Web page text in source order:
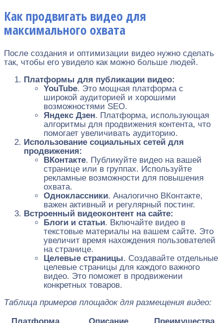
Как продвигать видео для
максимального охвата
После создания и оптимизации видео нужно сделать
так, чтобы его увидело как можно больше людей.
Платформы для публикации видео:
YouTube. Это мощная платформа с
широкой аудиторией и хорошими
возможностями SEO.
Яндекс Дзен. Платформа, использующая
алгоритмы для продвижения контента, что
помогает увеличивать аудиторию.
Использование социальных сетей для
продвижения:
ВКонтакте. Публикуйте видео на вашей
странице или в группах. Используйте
рекламные возможности для повышения
охвата.
Одноклассники. Аналогично ВКонтакте,
важен активный и регулярный постинг.
Встроенный видеоконтент на сайте:
Блоги и статьи. Включайте видео в
текстовые материалы на вашем сайте. Это
увеличит время нахождения пользователей
на странице.
Целевые страницы. Создавайте отдельные
целевые страницы для каждого важного
видео. Это поможет в продвижении
конкретных товаров.
Таблица примеров площадок для размещения видео: